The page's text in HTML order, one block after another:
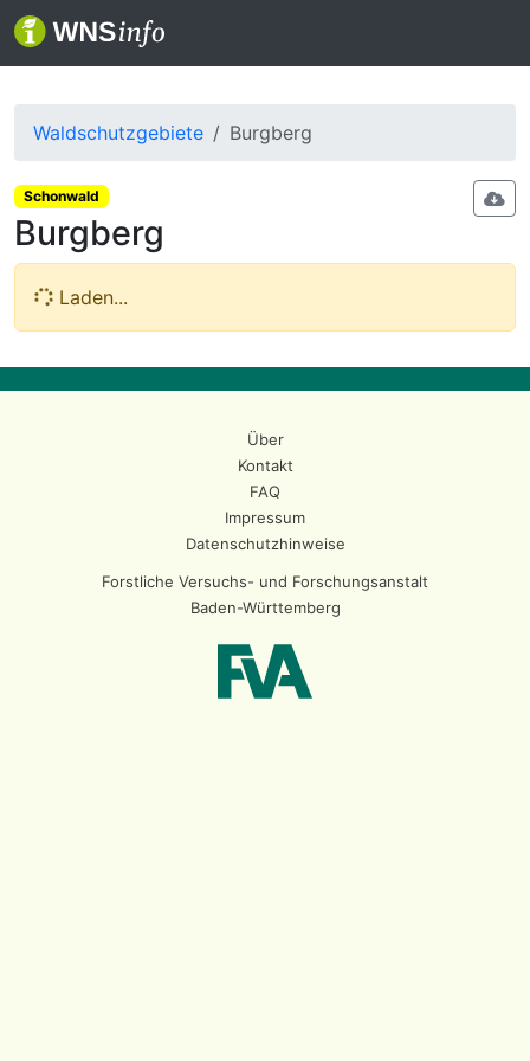
Waldschutzgebiete Burgberg
Schonwald
Burgberg
Laden...
Über
Kontakt
FAQ
Impressum
Datenschutzhinweise
Forstliche Versuchs- und Forschungsanstalt
Baden-Württemberg